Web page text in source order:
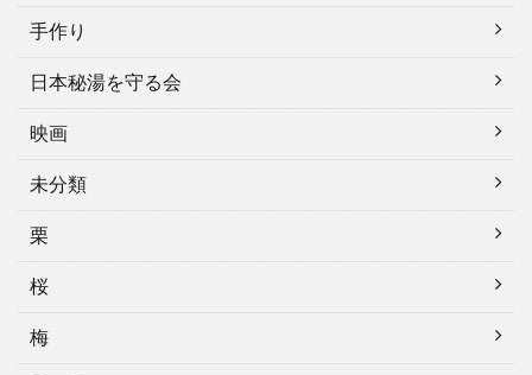
手作り
日本秘湯を守る会
映画
未分類
栗
桜
梅